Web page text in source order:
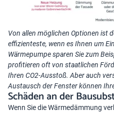
Von allen möglichen Optionen ist
effizienteste, wenn es Ihnen um
Wärmepumpe sparen Sie zum
profitieren oft von staatlichen
Ihren CO2-Ausstoß. Aber auch
Austausch der Fenster können
Schäden an der
Wenn Sie die Wärmedämmung